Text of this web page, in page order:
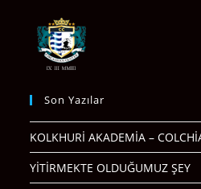
Son Yazılar
KOLKHURİ AKADEMİA –
YİTİRMEKTE OLDUĞUMUZ ŞEY